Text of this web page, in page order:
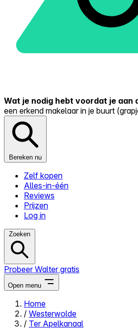
Wat je nodig hebt voordat je aan
een erkend makelaar in je buurt
Bereken nu
Zelf kopen
Alles-in-één
Reviews
Prijzen
Log in
Zoeken
Probeer Walter gratis
Open menu
Close menu
Home
/ Westerwolde
/ Ter Apelkanaal